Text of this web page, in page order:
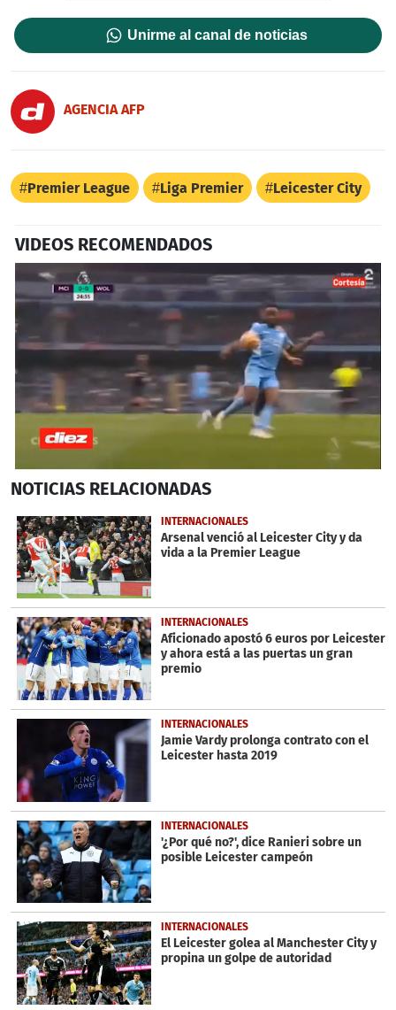
Unirme al canal de noticias
AGENCIA AFP
Premier League Liga Premier Leicester City
VIDEOS RECOMENDADOS
seconds
42
seconds
NOTICIAS RELACIONADAS
INTERNACIONALES
Arsenal venció al Leicester City y da
vida a la Premier League
INTERNACIONALES
Aficionado apostó 6 euros por Leicester
y ahora está a las puertas un gran
premio
INTERNACIONALES
Jamie Vardy prolonga contrato con el
Leicester hasta 2019
INTERNACIONALES
'¿Por qué no?', dice Ranieri sobre un
posible Leicester campeón
INTERNACIONALES
El Leicester golea al Manchester City y
propina un golpe de autoridad